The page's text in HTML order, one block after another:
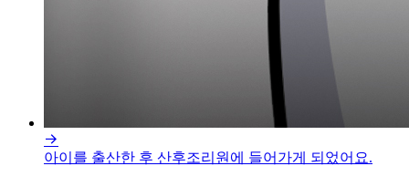

아이를 출산한 후 산후조리원에 들어가게 되었어요.